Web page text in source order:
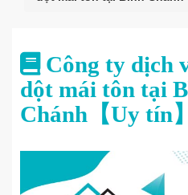
Công ty dịch
dột mái tôn tại
Chánh【Uy tín】